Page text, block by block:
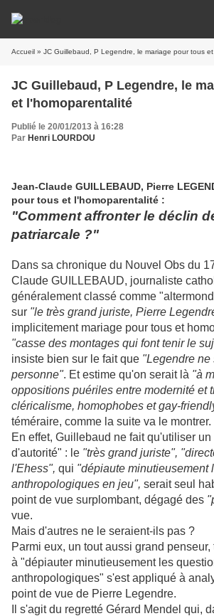
Accueil » JC Guillebaud, P Legendre, le mariage pour tous
JC Guillebaud, P Legendre, le
et l'homoparentalité
Publié le 20/01/2013 à 16:28
Par Henri LOURDOU
Jean-Claude GUILLEBAUD, Pierre
pour tous et l'homoparentalité :
"Comment affronter le déclin
patriarcale ?"
Dans sa chronique du Nouvel Obs du
Claude GUILLEBAUD, journaliste
généralement classé comme
sur "le très grand juriste, Pierre
implicitement mariage pour tous et
"casse des montages qui font tenir le
insiste bien sur le fait que "Legendre ne
personne". Et estime qu'on serait là "à
oppositions puériles entre modernité et
cléricalisme, homophobes et gay-
téméraire, comme la suite va le montrer.
En effet, Guillebaud ne fait qu'utiliser
d'autorité" : le "très grand juriste",
l'Ehess", qui "dépiaute minutieusement
anthropologiques en jeu", serait seul
point de vue surplombant, dégagé des
vue.
Mais d'autres ne le seraient-ils pas ?
Parmi eux, un tout aussi grand
à "dépiauter minutieusement les
anthropologiques" s'est appliqué à
point de vue de Pierre Legendre.
Il s'agit du regretté Gérard Mendel qui,